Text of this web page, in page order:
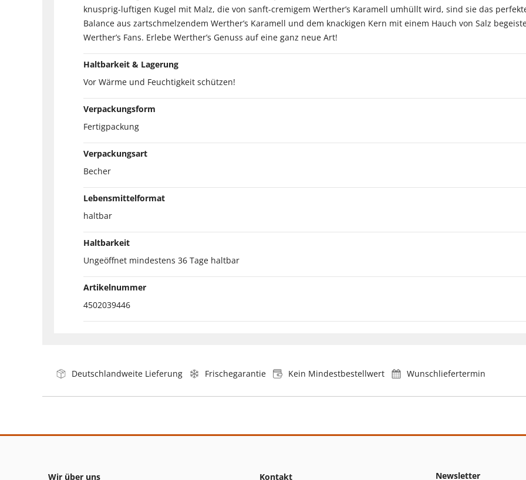
knusprig-luftigen Kugel mit Malz, die von sanft-cremigem Werther’s Karamell umhüllt wird, sind sie das
Balance aus zartschmelzendem Werther’s Karamell und dem knackigen Kern mit einem Hauch von Salz
Werther’s Fans. Erlebe Werther’s Genuss auf eine ganz neue Art!
Haltbarkeit & Lagerung
Vor Wärme und Feuchtigkeit schützen!
Verpackungsform
Fertigpackung
Verpackungsart
Becher
Lebensmittelformat
haltbar
Haltbarkeit
Ungeöffnet mindestens 36 Tage haltbar
Artikelnummer
4502039446
Deutschlandweite Lieferung Frischegarantie Kein Mindestbestellwert Wunschliefertermin
Wir über uns Kontakt Newsletter